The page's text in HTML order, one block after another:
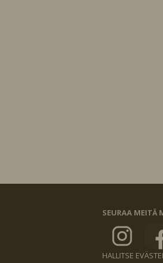
SEURAA MEITÄ
HALLITSE